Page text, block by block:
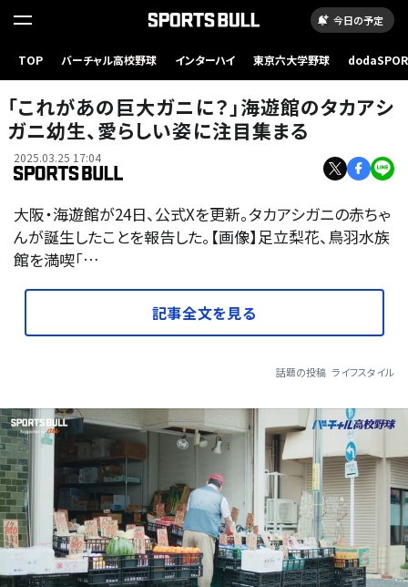
今日の予定
TOP バーチャル高校野球 インターハイ 東京六大学野球
「これがあの巨大ガニに？」海遊館のタカアシ
ガニ幼生、愛らしい姿に注目集まる
2025.03.25 17:04
大阪・海遊館が24日、公式Xを更新。タカアシガニの赤ちゃ
んが誕生したことを報告した。【画像】足立梨花、鳥羽水族
館を満喫「…
記事全文を見る
話題の投稿 ライフスタイル